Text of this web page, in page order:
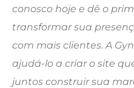
conosco hoje e dê o
transformar sua
com mais clientes. A
ajudá-lo a criar o site
juntos construir sua